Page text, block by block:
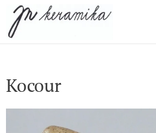
Kocour